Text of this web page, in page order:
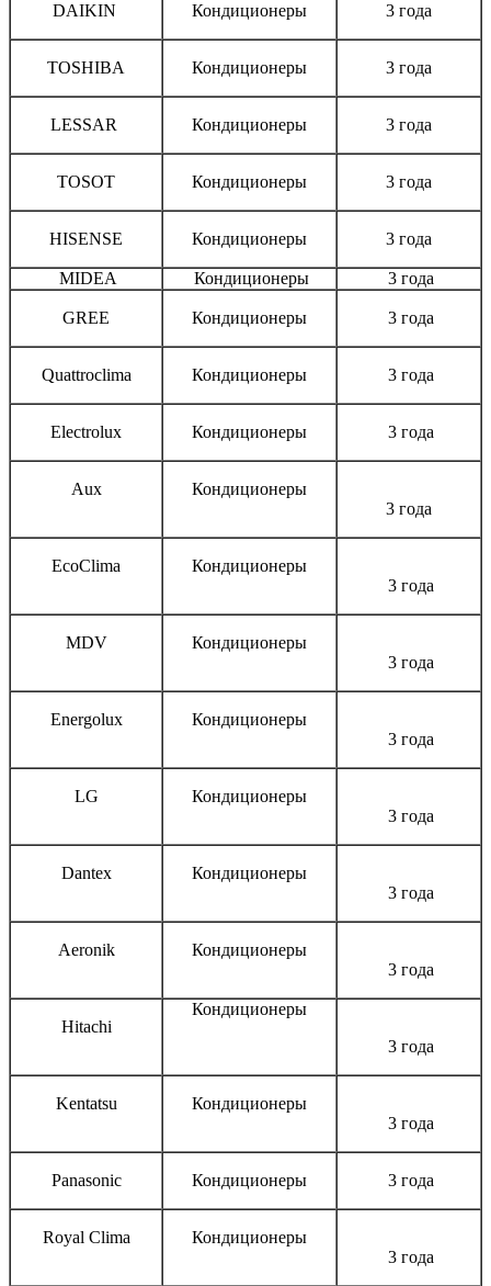
DAIKIN Кондиционеры 3 года
TOSHIBA Кондиционеры 3 года
LESSAR Кондиционеры 3 года
TOSOT Кондиционеры 3 года
HISENSE Кондиционеры 3 года
MIDEA Кондиционеры 3 года
GREE Кондиционеры 3 года
Quattroclima Кондиционеры 3 года
Electrolux Кондиционеры 3 года
Aux
Кондиционеры
3 года
EcoClima
Кондиционеры
3 года
MDV
Кондиционеры
3 года
Energolux
Кондиционеры
3 года
LG
Кондиционеры
3 года
Dantex
Кондиционеры
3 года
Aeronik
Кондиционеры
3 года
Hitachi
Кондиционеры
3 года
Kentatsu
Кондиционеры
3 года
Panasonic Кондиционеры 3 года
Royal Clima
Кондиционеры
3 года